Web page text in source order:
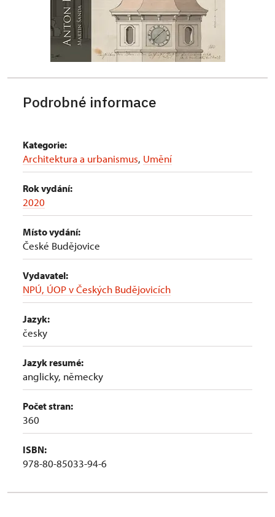
Podrobné informace
Kategorie:
Architektura a urbanismus, Umění
Rok vydání:
2020
Místo vydání:
České Budějovice
Vydavatel:
NPÚ, ÚOP v Českých Budějovicích
Jazyk:
česky
Jazyk resumé:
anglicky, německy
Počet stran:
360
ISBN:
978-80-85033-94-6